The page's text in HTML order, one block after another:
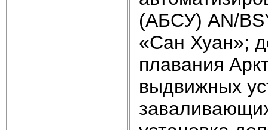
(АБСУ) AN/
«Сан Хуан»;
плавания
выдвижных